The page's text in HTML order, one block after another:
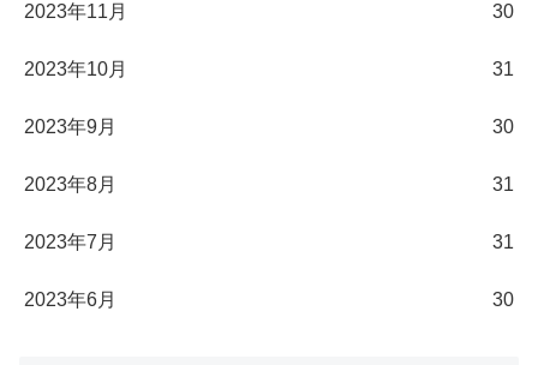
2023年11月 30
2023年10月 31
2023年9月 30
2023年8月 31
2023年7月 31
2023年6月 30